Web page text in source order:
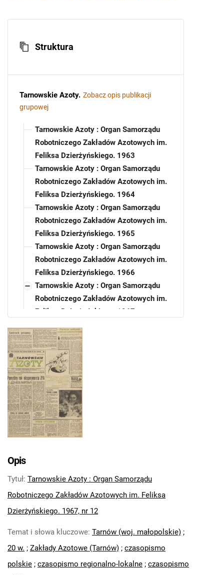
Struktura
Tarnowskie Azoty. Zobacz opis publikacji
grupowej
Tarnowskie Azoty : Organ Samorządu
Robotniczego Zakładów Azotowych im.
Feliksa Dzierżyńskiego. 1963
Tarnowskie Azoty : Organ Samorządu
Robotniczego Zakładów Azotowych im.
Feliksa Dzierżyńskiego. 1964
Tarnowskie Azoty : Organ Samorządu
Robotniczego Zakładów Azotowych im.
Feliksa Dzierżyńskiego. 1965
Tarnowskie Azoty : Organ Samorządu
Robotniczego Zakładów Azotowych im.
Feliksa Dzierżyńskiego. 1966
Tarnowskie Azoty : Organ Samorządu
Robotniczego Zakładów Azotowych im.
Feliksa Dzierżyńskiego. 1967
Robotniczego Zakładów Azotowych im.
Feliksa Dzierżyńskiego. 1967, nr 3
Tarnowskie Azoty : Organ Samorządu
Robotniczego Zakładów Azotowych im.
Feliksa Dzierżyńskiego. 1967, nr 4
Tarnowskie Azoty : Organ Samorządu
Robotniczego Zakładów Azotowych im.
Feliksa Dzierżyńskiego. 1967, nr 5
Tarnowskie Azoty : Organ Samorządu
Robotniczego Zakładów Azotowych im.
Feliksa Dzierżyńskiego. 1967, nr 7
Robotniczego Zakładów Azotowych im.
Feliksa Dzierżyńskiego. 1967, nr 8
Tarnowskie Azoty : Organ Samorządu
Opis
Tytuł: Tarnowskie Azoty : Organ Samorządu
Robotniczego Zakładów Azotowych im. Feliksa
Dzierżyńskiego. 1967, nr 12
Temat i słowa kluczowe: Tarnów (woj. małopolskie) ;
20 w. ; Zakłady Azotowe (Tarnów) ; czasopismo
polskie ; czasopismo regionalno-lokalne ; czasopismo